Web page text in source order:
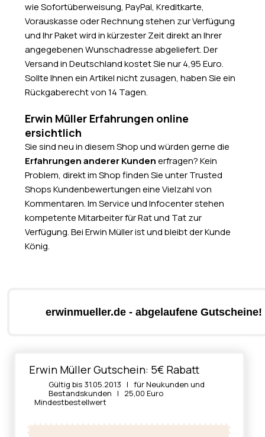
wie Sofortüberweisung, PayPal, Kreditkarte,
Vorauskasse oder Rechnung stehen zur Verfügung
und Ihr Paket wird in kürzester Zeit direkt an Ihrer
angegebenen Wunschadresse abgeliefert. Der
Versand in Deutschland kostet Sie nur 4,95 Euro.
Sollte Ihnen ein Artikel nicht zusagen, haben Sie ein
Rückgaberecht von 14 Tagen.
Erwin Müller Erfahrungen online
ersichtlich
Sie sind neu in diesem Shop und würden gerne die
Erfahrungen anderer Kundenerfragen? Kein
Problem, direkt im Shop finden Sie unter Trusted
Shops Kundenbewertungen eine Vielzahl von
Kommentaren. Im Service und Infocenter stehen
kompetente Mitarbeiter für Rat und Tat zur
Verfügung. Bei Erwin Müller ist und bleibt der Kunde
König.
erwinmueller.de - abgelaufene Gutscheine!
Erwin Müller Gutschein: 5€ Rabatt
Gültig bis 31.05.2013 | für Neukunden und
Bestandskunden | 25,00 Euro
Mindestbestellwert